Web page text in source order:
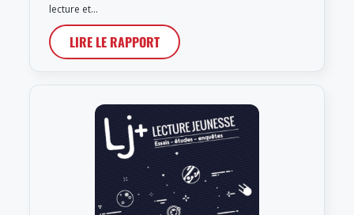
lecture et…
LIRE LE RAPPORT